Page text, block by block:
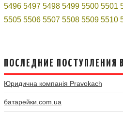
5496 5497 5498 5499 5500 5501
5505 5506 5507 5508 5509 5510
ПОСЛЕДНИЕ ПОСТУПЛЕНИЯ
Юридична компанія Pravokach
батарейки.com.ua